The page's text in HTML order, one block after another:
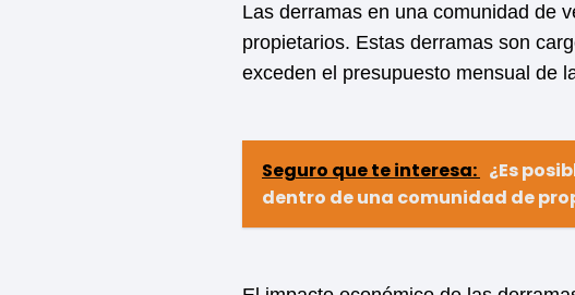
Las derramas en una comunidad de
propietarios. Estas derramas son
exceden el presupuesto mensual de
Seguro que te interesa: ¿Es
dentro de una comunidad de